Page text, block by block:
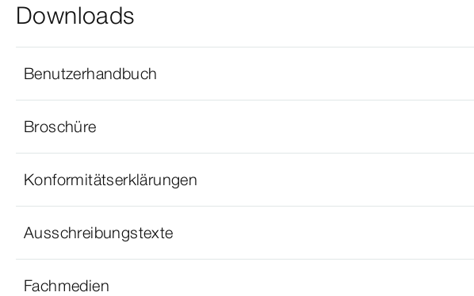
Downloads
Benutzerhandbuch
Broschüre
Konformitätserklärungen
Ausschreibungstexte
Fachmedien